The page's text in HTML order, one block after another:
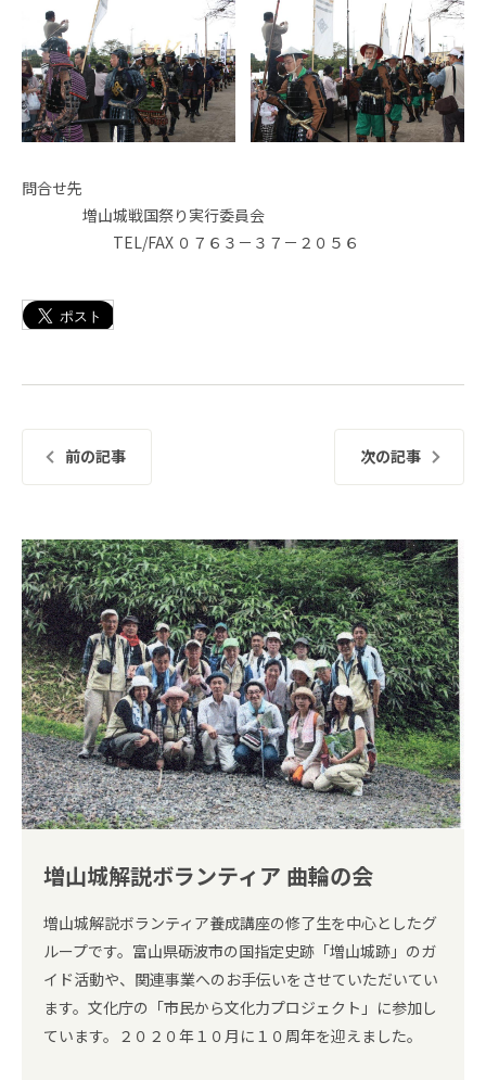
問合せ先
増山城戦国祭り実行委員会
TEL/FAX ０７６３－３７－２０５６
前の記事 次の記事
増山城解説ボランティア 曲輪の会
増山城解説ボランティア養成講座の修了生を中心としたグ
ループです。富山県砺波市の国指定史跡「増山城跡」のガ
イド活動や、関連事業へのお手伝いをさせていただいてい
ます。文化庁の「市民から文化力プロジェクト」に参加し
ています。２０２０年１０月に１０周年を迎えました。